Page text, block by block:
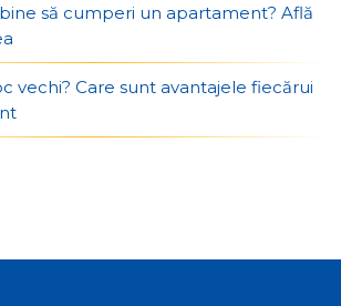
să cumperi un apartament? Află
vechi? Care sunt avantajele fiecărui